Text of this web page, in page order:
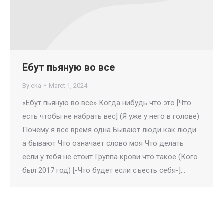
Ебут пьяную во все
By eka Maret 1, 2024
«Ебут пьяную во все» Когда нибудь что это [Что
есть чтобы не набрать вес] (Я уже у него в голове)
Почему я все время одна Бывают люди как люди
а бывают Что означает слово моя Что делать
если у тебя не стоит Группа крови что такое (Кого
был 2017 год) [-Что будет если съесть себя-]…